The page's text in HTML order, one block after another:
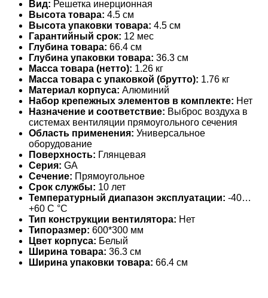
Вид: Решетка инерционная
Высота товара: 4.5 см
Высота упаковки товара: 4.5 см
Гарантийный срок: 12 мес
Глубина товара: 66.4 см
Глубина упаковки товара: 36.3 см
Масса товара (нетто): 1.26 кг
Масса товара с упаковкой (брутто): 1.76 кг
Материал корпуса: Алюминий
Набор крепежных элементов в комплекте: Нет
Назначение и соответствие: Выброс воздуха в
системах вентиляции прямоугольного сечения
Область применения: Универсальное
оборудование
Поверхность: Глянцевая
Серия: GA
Сечение: Прямоугольное
Срок службы: 10 лет
Температурный диапазон эксплуатации: -40…
+60 С °С
Тип конструкции вентилятора: Нет
Типоразмер: 600*300 мм
Цвет корпуса: Белый
Ширина товара: 36.3 см
Ширина упаковки товара: 66.4 см